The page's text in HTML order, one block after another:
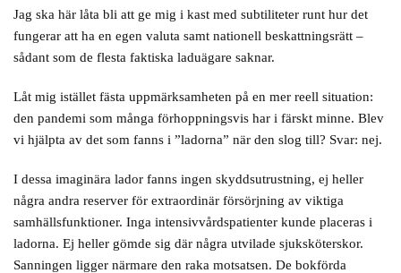
Jag ska här låta bli att ge mig i kast med subtiliteter runt hur det
fungerar att ha en egen valuta samt nationell beskattningsrätt –
sådant som de flesta faktiska laduägare saknar.
Låt mig istället fästa uppmärksamheten på en mer reell situation:
den pandemi som många förhoppningsvis har i färskt minne. Blev
vi hjälpta av det som fanns i ”ladorna” när den slog till? Svar: nej.
I dessa imaginära lador fanns ingen skyddsutrustning, ej heller
några andra reserver för extraordinär försörjning av viktiga
samhällsfunktioner. Inga intensivvårdspatienter kunde placeras i
ladorna. Ej heller gömde sig där några utvilade sjuksköterskor.
Sanningen ligger närmare den raka motsatsen. De bokförda